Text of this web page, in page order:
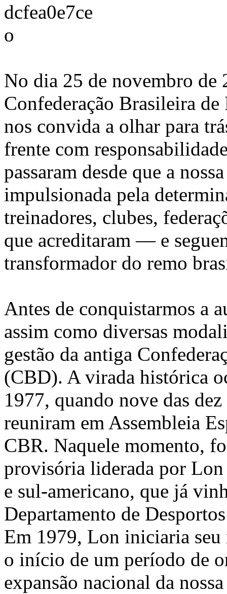
No dia 25 de novembro de
Confederação Brasileira
nos convida a olhar para
frente com
passaram desde que a
impulsionada pela
treinadores, clubes,
que acreditaram — e
transformador do remo
Antes de conquistarmos a
assim como diversas
gestão da antiga
(CBD). A virada histórica
1977, quando nove das
reuniram em Assembleia
CBR. Naquele momento,
provisória liderada por
e sul-americano, que já
Departamento de
Em 1979, Lon iniciaria seu
o início de um período de
expansão nacional da